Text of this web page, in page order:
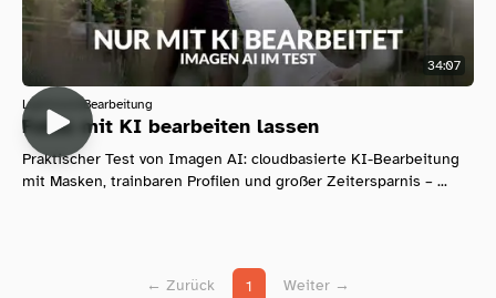
34:07
Lightroom Bearbeitung
Fotos mit KI bearbeiten lassen
Praktischer Test von Imagen AI: cloudbasierte KI-Bearbeitung
mit Masken, trainbaren Profilen und großer Zeitersparnis – ...
← Zurück 1 Weiter →